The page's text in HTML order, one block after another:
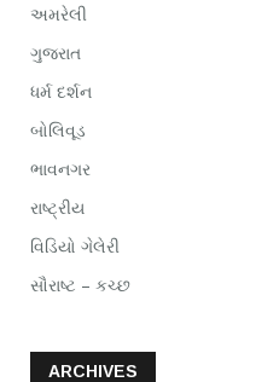
અમરેલી
ગુજરાત
ધર્મ દર્શન
બોલિવૂડ
ભાવનગર
રાષ્ટ્રીય
વિડિયો ગેલેરી
સૌરાષ્ટ – કચ્છ
ARCHIVES